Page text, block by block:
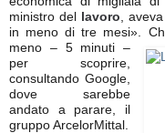
ministro del
lavoro ,
in meno di tre mesi».
meno – 5 minuti –
per scoprire,
consultando Google,
dove sarebbe
andato a parare, il
gruppo ArcelorMittal.